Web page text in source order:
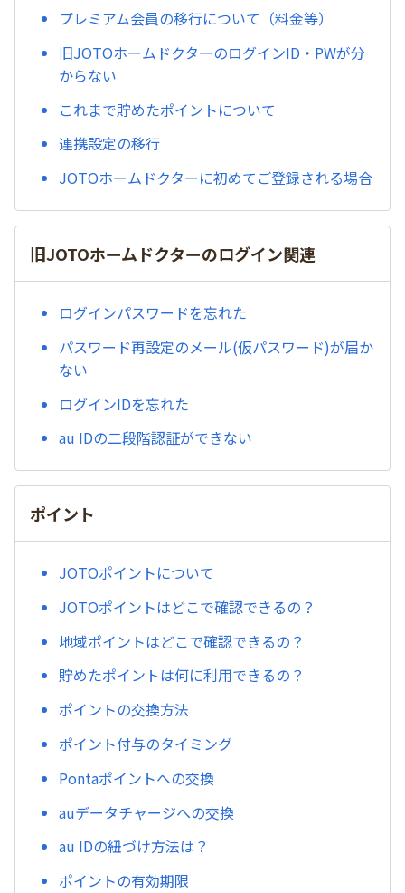
プレミアム会員の移行について（料金等）
旧JOTOホームドクターのログインID・PWが分
からない
これまで貯めたポイントについて
連携設定の移行
JOTOホームドクターに初めてご登録される場合
旧JOTOホームドクターのログイン関連
ログインパスワードを忘れた
パスワード再設定のメール(仮パスワード)が届か
ない
ログインIDを忘れた
au IDの二段階認証ができない
ポイント
JOTOポイントについて
JOTOポイントはどこで確認できるの？
地域ポイントはどこで確認できるの？
貯めたポイントは何に利用できるの？
ポイントの交換方法
ポイント付与のタイミング
Pontaポイントへの交換
auデータチャージへの交換
au IDの紐づけ方法は？
ポイントの有効期限